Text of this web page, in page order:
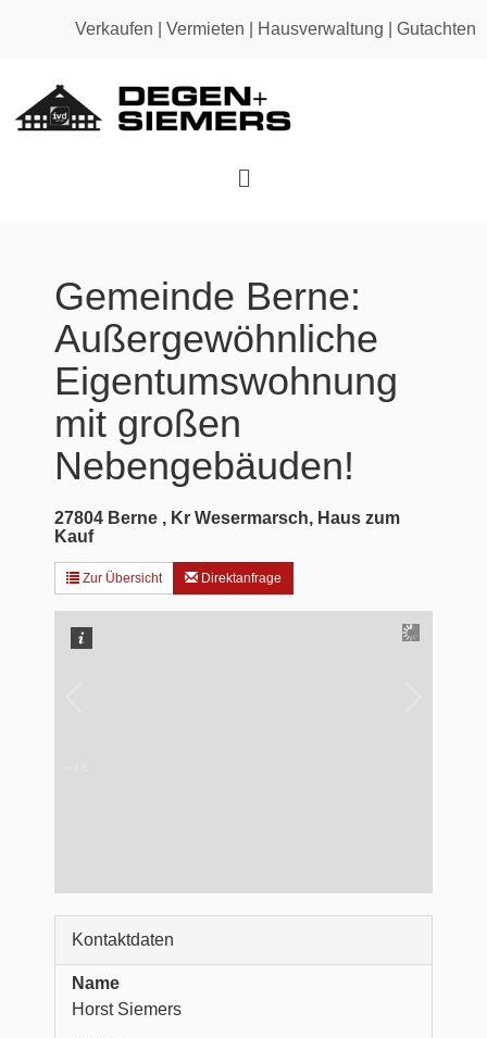
Verkaufen Vermieten Hausverwaltung Gutachten
Gemeinde Berne:
Außergewöhnliche
Eigentumswohnung
mit großen
Nebengebäuden!
27804 Berne , Kr Wesermarsch, Haus zum
Kauf
Zur Übersicht Direktanfrage
Kontaktdaten
Name
Horst Siemers